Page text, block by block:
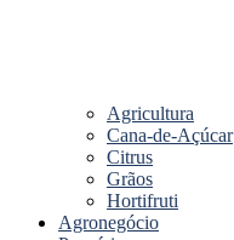
Agricultura
Cana-de-Açúcar
Citrus
Grãos
Hortifruti
Agronegócio